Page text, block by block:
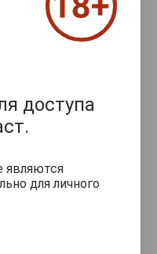
знаков
доступа
являются
для личного